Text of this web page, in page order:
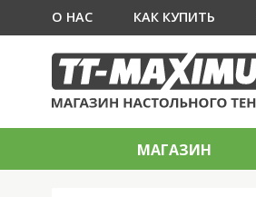
О НАС КАК КУПИТЬ
МАГАЗИН